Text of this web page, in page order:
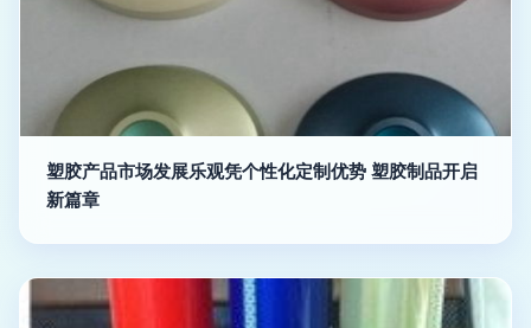
塑胶产品市场发展乐观凭个性化定制优势 塑胶制品开启
新篇章